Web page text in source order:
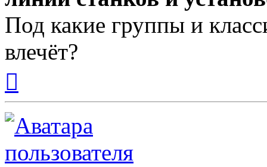
Под какие группы и
влечёт?
началу